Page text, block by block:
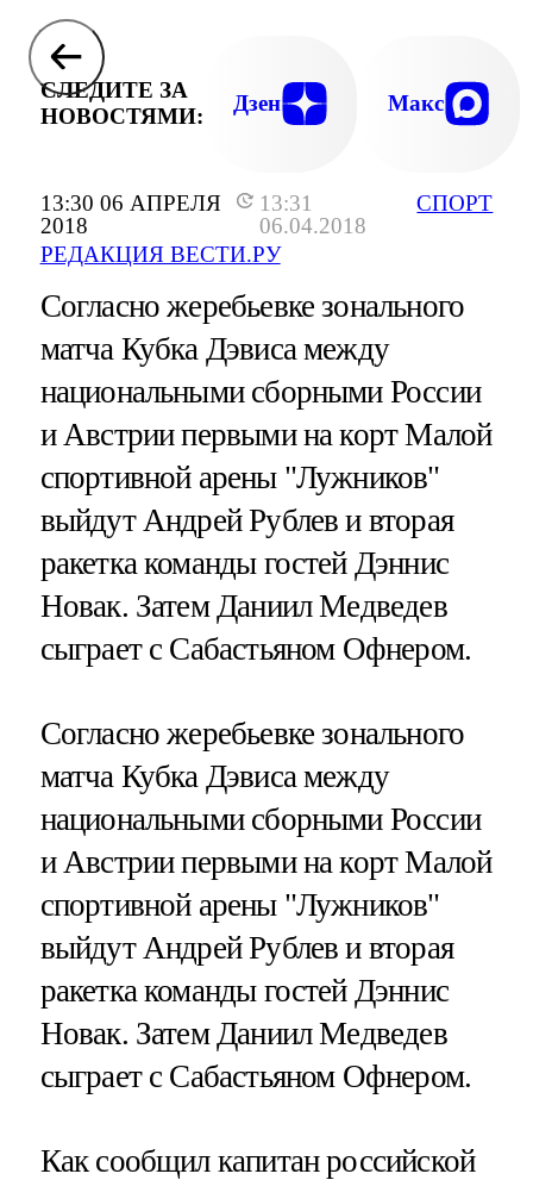
13:30 06 АПРЕЛЯ
2018
13:31
06.04.2018
РЕДАКЦИЯ ВЕСТИ.РУ
СПОРТ
СЛЕДИТЕ ЗА
НОВОСТЯМИ:
Дзен Макс
Согласно жеребьевке зонального
матча Кубка Дэвиса между
национальными сборными России
и Австрии первыми на корт Малой
спортивной арены "Лужников"
выйдут Андрей Рублев и вторая
ракетка команды гостей Дэннис
Новак. Затем Даниил Медведев
сыграет с Сабастьяном Офнером.
Согласно жеребьевке зонального
матча Кубка Дэвиса между
национальными сборными России
и Австрии первыми на корт Малой
спортивной арены "Лужников"
выйдут Андрей Рублев и вторая
ракетка команды гостей Дэннис
Новак. Затем Даниил Медведев
сыграет с Сабастьяном Офнером.
Как сообщил капитан российской